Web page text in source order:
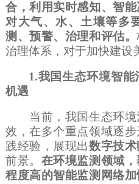
合，利用实时感知、智
对大气、水、土壤等多
测、预警、治理和评估。
治理体系，对于加快建设
1.我国生态环境智
机遇
当前，我国生态环境
效，在多个重点领域逐
践经验，展现出数字技
前景。 在环境监测领域
程度高的智能监测网络加